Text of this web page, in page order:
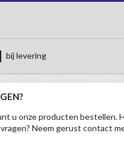
bij levering
u onze producten bestellen.
Neem gerust contact